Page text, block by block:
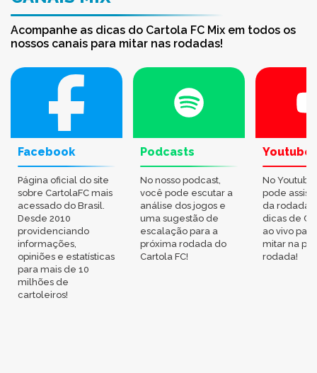
Acompanhe as dicas do Cartola FC Mix em todos os
nossos canais para mitar nas rodadas!
Facebook
Página oficial do site
sobre CartolaFC mais
acessado do Brasil.
Desde 2010
providenciando
informações,
opiniões e estatísticas
para mais de 10
milhões de
cartoleiros!
Podcasts
No nosso podcast,
você pode escutar a
análise dos jogos e
uma sugestão de
escalação para a
próxima rodada do
Cartola FC!
Youtube
No
pode
da rodada,
dicas de
ao vivo
mitar na
rodada!